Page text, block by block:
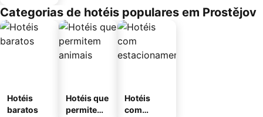
Categorias de hotéis populares em Prostějov
Hotéis
baratos
Hotéis que
permitem
Hotéis
com